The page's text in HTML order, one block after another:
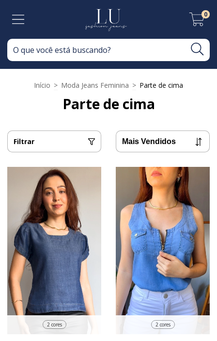
0
Início > Moda Jeans Feminina > Parte de cima
Parte de cima
Filtrar
2 cores 2 cores